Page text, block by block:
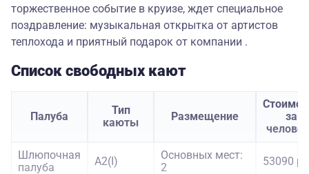
торжественное событие в круизе, ждет специальное
поздравление: музыкальная открытка от артистов
теплохода и приятный подарок от компании .
Список свободных кают
Палуба
Тип
каюты
Размещение
за
Шлюпочная
палуба
А2(I)
Основных мест:
2
53090